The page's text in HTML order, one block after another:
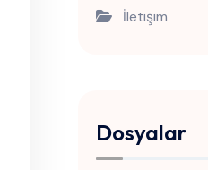
İletişim
Dosyalar